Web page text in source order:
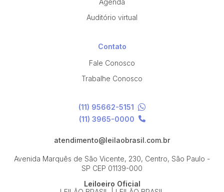
Auditório virtual
Contato
Fale Conosco
Trabalhe Conosco
(11) 95662-5151
(11) 3965-0000
atendimento@leilaobrasil.com.br
Avenida Marquês de São Vicente, 230, Centro, São Paulo -
SP CEP 01139-000
Leiloeiro Oficial